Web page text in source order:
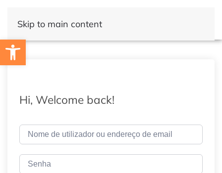
Skip to main content
Hi, Welcome back!
Open toolbar